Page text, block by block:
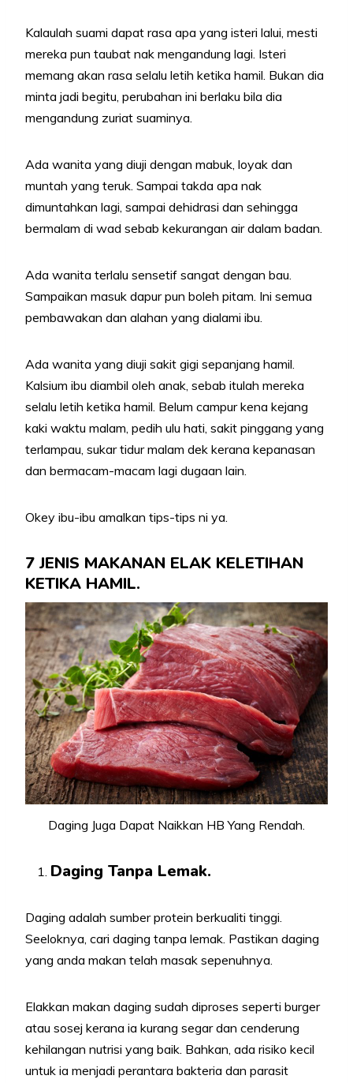
Kalaulah suami dapat rasa apa yang isteri lalui, mesti
mereka pun taubat nak mengandung lagi. Isteri
memang akan rasa selalu letih ketika hamil. Bukan dia
minta jadi begitu, perubahan ini berlaku bila dia
mengandung zuriat suaminya.
Ada wanita yang diuji dengan mabuk, loyak dan
muntah yang teruk. Sampai takda apa nak
dimuntahkan lagi, sampai dehidrasi dan sehingga
bermalam di wad sebab kekurangan air dalam badan.
Ada wanita terlalu sensetif sangat dengan bau.
Sampaikan masuk dapur pun boleh pitam. Ini semua
pembawakan dan alahan yang dialami ibu.
Ada wanita yang diuji sakit gigi sepanjang hamil.
Kalsium ibu diambil oleh anak, sebab itulah mereka
selalu letih ketika hamil. Belum campur kena kejang
kaki waktu malam, pedih ulu hati, sakit pinggang yang
terlampau, sukar tidur malam dek kerana kepanasan
dan bermacam-macam lagi dugaan lain.
Okey ibu-ibu amalkan tips-tips ni ya.
7 JENIS MAKANAN ELAK KELETIHAN
KETIKA HAMIL.
Daging Juga Dapat Naikkan HB Yang Rendah.
Daging Tanpa Lemak.
Daging adalah sumber protein berkualiti tinggi.
Seeloknya, cari daging tanpa lemak. Pastikan daging
yang anda makan telah masak sepenuhnya.
Elakkan makan daging sudah diproses seperti burger
atau sosej kerana ia kurang segar dan cenderung
kehilangan nutrisi yang baik. Bahkan, ada risiko kecil
untuk ia menjadi perantara bakteria dan parasit